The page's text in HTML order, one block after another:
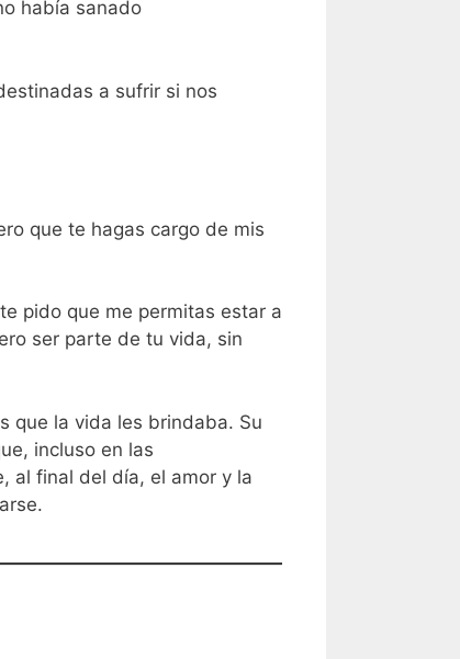
había sanado
a sufrir si nos
que te hagas cargo de mis
pido que me permitas estar a
ser parte de tu vida, sin
que la vida les brindaba. Su
incluso en las
al final del día, el amor y la